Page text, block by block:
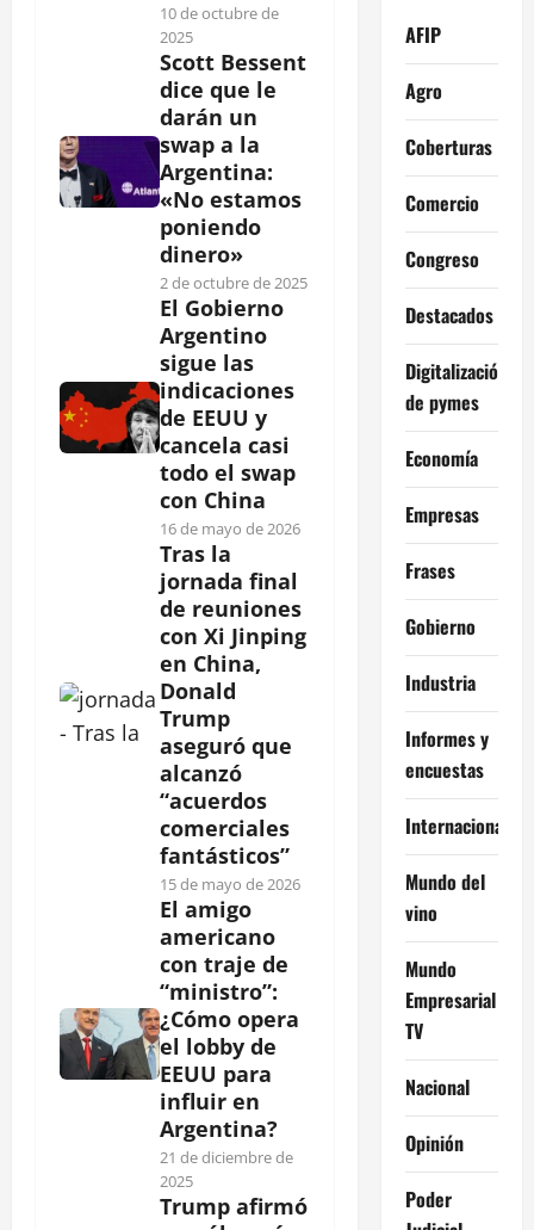
10 de octubre de
2025
Scott Bessent
dice que le
darán un
swap a la
Argentina:
«No estamos
poniendo
dinero»
2 de octubre de 2025
El Gobierno
Argentino
sigue las
indicaciones
de EEUU y
cancela casi
todo el swap
con China
16 de mayo de 2026
Tras la
jornada final
de reuniones
con Xi Jinping
en China,
Donald
Trump
aseguró que
alcanzó
“acuerdos
comerciales
fantásticos”
15 de mayo de 2026
El amigo
americano
con traje de
“ministro”:
¿Cómo opera
el lobby de
EEUU para
influir en
Argentina?
21 de diciembre de
2025
Trump afirmó
AFIP
Agro
Coberturas
Comercio
Congreso
Destacados
Digitalización
de pymes
Economía
Empresas
Frases
Gobierno
Industria
Informes y
encuestas
Internacional
Mundo del
vino
Mundo
Empresarial
TV
Nacional
Opinión
Poder